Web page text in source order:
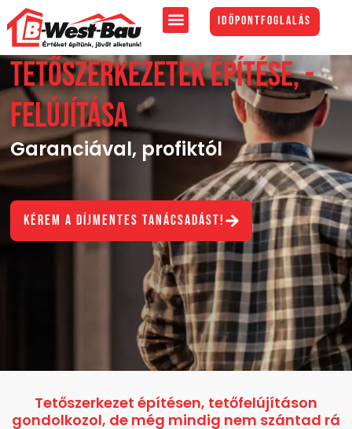
to
content
Időpontfoglalás
Tetőszerkezetek építése, -
felújítása
Garanciával, profiktól
Kérem a díjmentes tanácsadást!
Tetőszerkezet építésen, tetőfelújításon
gondolkozol, de még mindig nem szántad rá